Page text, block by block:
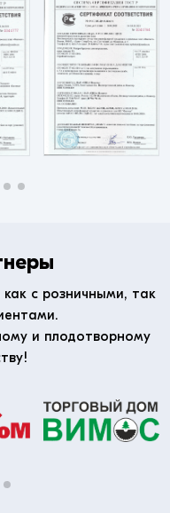
с розничными, так
и плодотворному